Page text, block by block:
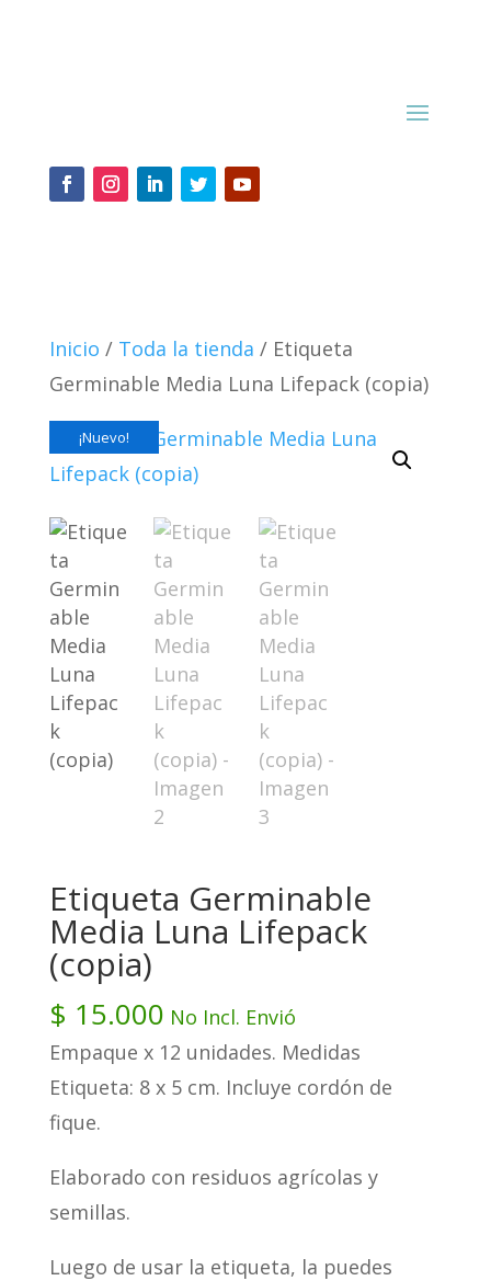
Inicio / Toda la tienda / Etiqueta
Germinable Media Luna Lifepack (copia)
¡Nuevo!
Etiqueta Germinable
Media Luna Lifepack
(copia)
$ 15.000 No Incl. Envió
Empaque x 12 unidades. Medidas
Etiqueta: 8 x 5 cm. Incluye cordón de
fique.
Elaborado con residuos agrícolas y
semillas.
Luego de usar la etiqueta, la puedes